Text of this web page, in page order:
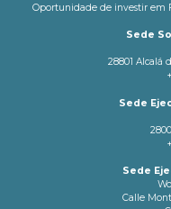
Oportunidade de investir em
Sede
28801 Alcalá
Sede
Sede
Calle